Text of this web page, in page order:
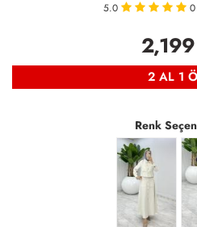
5.0 0
2,199
2 AL 1
Renk